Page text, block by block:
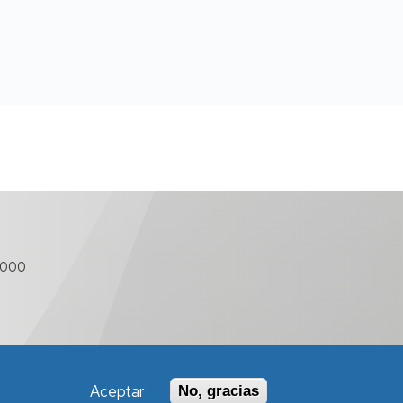
Política de Accesibilidad
Aceptar No, gracias